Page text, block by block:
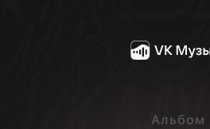
Альбом